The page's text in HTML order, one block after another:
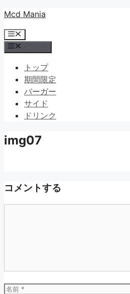
コ
テ
ン
Mcd Mania
メ
ニ
ュ
トップ
期間限定
バーガー
サイド
ドリンク
img07
コメントする
名